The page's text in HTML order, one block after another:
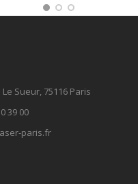
Le Sueur, 75116 Paris
39 00
paris.fr